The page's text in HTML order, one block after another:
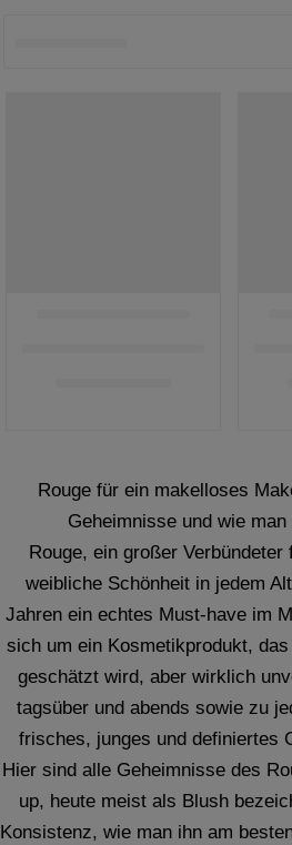
Rouge für ein makelloses
Geheimnisse und wie
Rouge, ein großer Verbündeter
weibliche Schönheit in jedem
Jahren ein echtes Must-have im
sich um ein Kosmetikprodukt,
geschätzt wird, aber wirklich
tagsüber und abends sowie zu
frisches, junges und definiertes
Hier sind alle Geheimnisse des
up, heute meist als Blush
Konsistenz, wie man ihn am